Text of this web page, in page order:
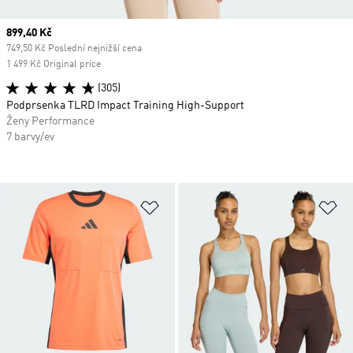
Přidat do seznamu přání
Current price
899,40 Kč
749,50 Kč Poslední nejnižší cena
1 499 Kč Original price
(305)
Podprsenka TLRD Impact Training High-Support
Ženy Performance
7 barvy/ev